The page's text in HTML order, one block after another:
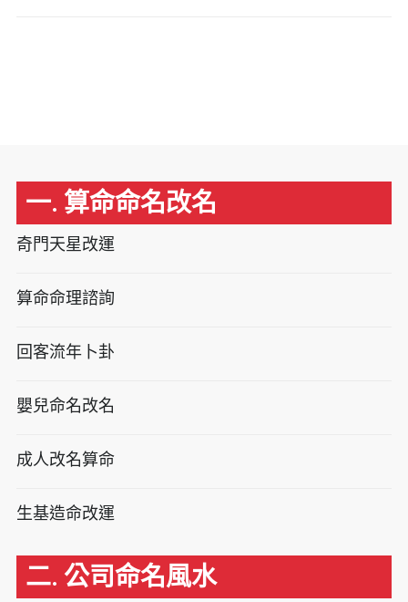
一. 算命命名改名
奇門天星改運
算命命理諮詢
回客流年卜卦
嬰兒命名改名
成人改名算命
生基造命改運
二. 公司命名風水